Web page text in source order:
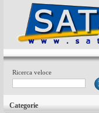
Ricerca veloce
Categorie